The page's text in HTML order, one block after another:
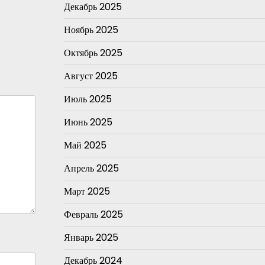
Декабрь 2025
Ноябрь 2025
Октябрь 2025
Август 2025
Июль 2025
Июнь 2025
Май 2025
Апрель 2025
Март 2025
Февраль 2025
Январь 2025
Декабрь 2024